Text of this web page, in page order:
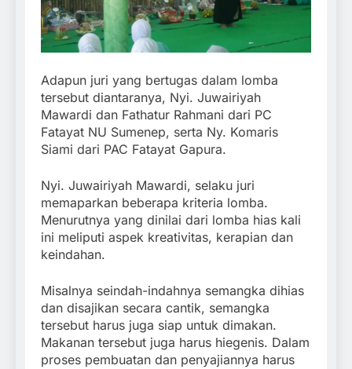
Adapun juri yang bertugas dalam lomba
tersebut diantaranya, Nyi. Juwairiyah
Mawardi dan Fathatur Rahmani dari PC
Fatayat NU Sumenep, serta Ny. Komaris
Siami dari PAC Fatayat Gapura.
Nyi. Juwairiyah Mawardi, selaku juri
memaparkan beberapa kriteria lomba.
Menurutnya yang dinilai dari lomba hias kali
ini meliputi aspek kreativitas, kerapian dan
keindahan.
Misalnya seindah-indahnya semangka dihias
dan disajikan secara cantik, semangka
tersebut harus juga siap untuk dimakan.
Makanan tersebut juga harus hiegenis. Dalam
proses pembuatan dan penyajiannya harus